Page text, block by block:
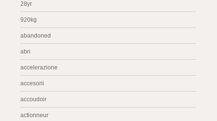
28yr
920kg
abandoned
abri
accelerazione
accesorii
accoudoir
actionneur